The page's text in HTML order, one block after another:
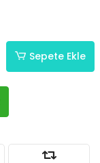
Sepete Ekle